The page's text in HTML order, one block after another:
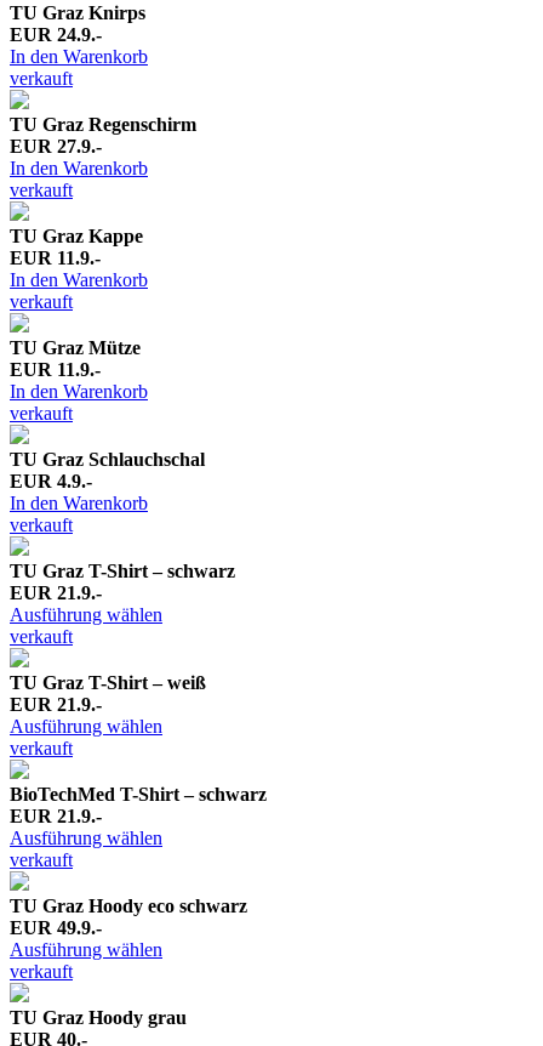
TU Graz Knirps
EUR 24.9.-
In den Warenkorb
verkauft
TU Graz Regenschirm
EUR 27.9.-
In den Warenkorb
verkauft
TU Graz Kappe
EUR 11.9.-
In den Warenkorb
verkauft
TU Graz Mütze
EUR 11.9.-
In den Warenkorb
verkauft
TU Graz Schlauchschal
EUR 4.9.-
In den Warenkorb
verkauft
TU Graz T-Shirt – schwarz
EUR 21.9.-
Ausführung wählen
verkauft
TU Graz T-Shirt – weiß
EUR 21.9.-
Ausführung wählen
verkauft
BioTechMed T-Shirt – schwarz
EUR 21.9.-
Ausführung wählen
verkauft
TU Graz Hoody eco schwarz
EUR 49.9.-
Ausführung wählen
verkauft
TU Graz Hoody grau
EUR 40.-